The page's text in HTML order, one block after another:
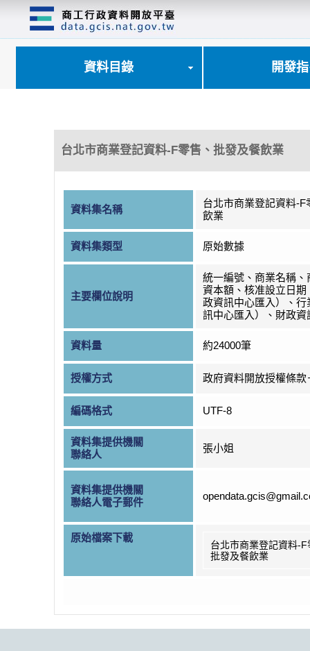
資料目錄 開發
台北市商業登記資料-F零售、批發及餐飲業
資料集名稱
台北市商業登記資料-F
飲業
資料集類型 原始數據
主要欄位說明
統一編號、商業名稱、
資本額、核准設立日期
政資訊中心匯入）、行
訊中心匯入）、財政資
資料量 約24000筆
授權方式 政府資料開放授權條款
編碼格式 UTF-8
資料集提供機關
聯絡人
張小姐
資料集提供機關
聯絡人電子郵件
原始檔案下載
台北市商業登記資料-F
批發及餐飲業